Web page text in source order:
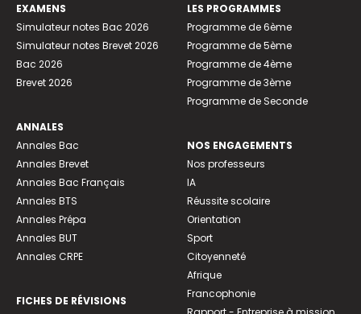
EXAMENS
Simulateur notes Bac 2026
Simulateur notes Brevet 2026
Bac 2026
Brevet 2026
ANNALES
Annales Bac
Annales Brevet
Annales Bac Français
Annales BTS
Annales Prépa
Annales BUT
Annales CRPE
FICHES DE RÉVISIONS
LES PROGRAMMES
Programme de 6ème
Programme de 5ème
Programme de 4ème
Programme de 3ème
Programme de Seconde
NOS ENGAGEMENTS
Nos professeurs
IA
Réussite scolaire
Orientation
Sport
Citoyenneté
Afrique
Francophonie